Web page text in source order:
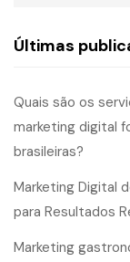
Últimas
Quais são os
marketing digital
brasileiras?
Marketing Digital
para Resultados
Marketing